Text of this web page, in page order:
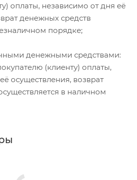
оплаты, независимо от дня её
денежных средств
порядке;
денежными средствами:
(клиенту) оплаты,
осуществления, возврат
в наличном